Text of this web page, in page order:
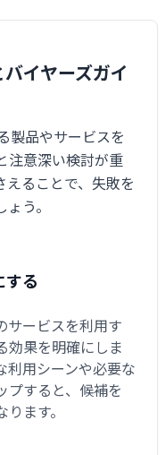
イヤーズガイ
製品やサービスを
注意深い検討が重
えることで、失敗を
う。
する
サービスを利用す
効果を明確にしま
利用シーンや必要な
プすると、候補を
ます。